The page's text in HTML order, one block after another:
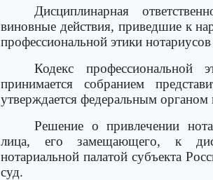
Дисциплинарная
виновные действия, приведшие к
профессиональной этики
Кодекс профессиональной
принимается собранием
утверждается федеральным
Решение о привлечении
лица, его замещающего, к
нотариальной палатой субъекта
суд.